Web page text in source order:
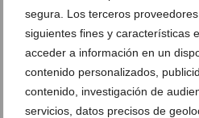
segura. Los terceros
siguientes fines y características
acceder a información en un
contenido personalizados,
contenido, investigación de
servicios, datos precisos de